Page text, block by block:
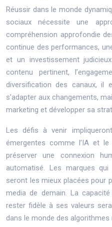
Réussir dans le monde
sociaux nécessite une
compréhension approfondie
continue des performances,
et un investissement
contenu pertinent,
diversification des canaux, il
s’adapter aux changements,
marketing et développer sa
Les défis à venir
émergentes comme l’IA et
préserver une connexion
automatisé. Les marques
seront les mieux placées pour
media de demain. La capacité
rester fidèle à ses valeurs
dans le monde des algorithmes